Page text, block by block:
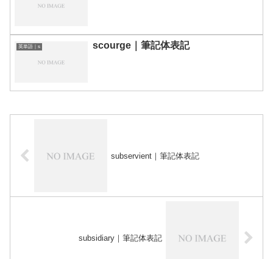
英単語｜s scourge｜筆記体表記
subservient｜筆記体表記
subsidiary｜筆記体表記